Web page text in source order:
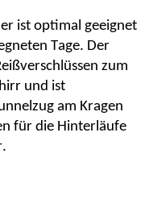
er ist optimal geeignet
Tage. Der
zum
und ist
am Kragen
für die Hinterläufe